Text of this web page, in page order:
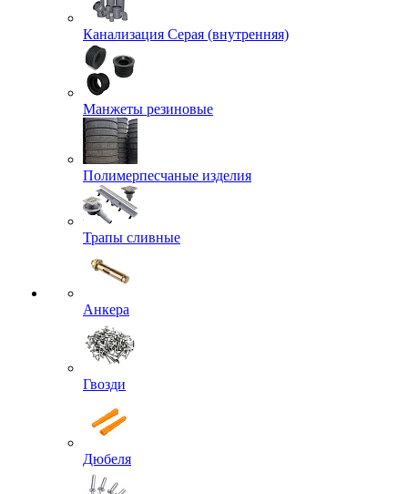
Канализация Серая (внутренняя)
Манжеты резиновые
Полимерпесчаные изделия
Трапы сливные
Анкера
Гвозди
Дюбеля